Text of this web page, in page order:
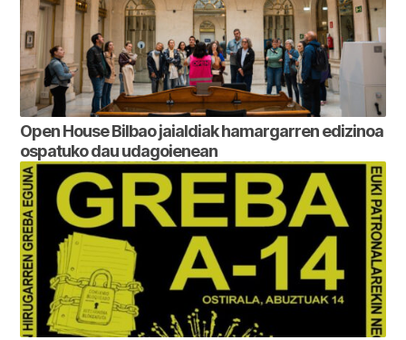
Open House Bilbao jaialdiak hamargarren edizinoa
ospatuko dau udagoienean